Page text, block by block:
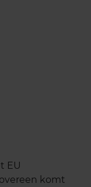
EU
komt